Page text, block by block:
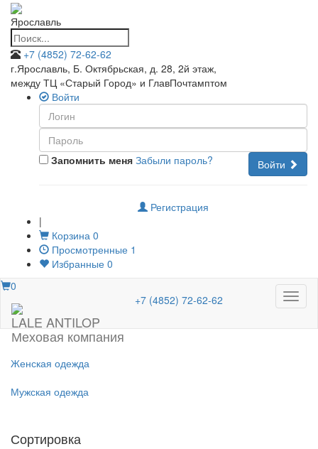
Ярославль
+7 (4852) 72-62-62
г.Ярославль, Б. Октябрьская, д. 28, 2й этаж,
между ТЦ «Старый Город» и ГлавПочтамптом
Войти
Запомнить меня Войти
Забыли пароль?
Регистрация
|
Корзина 0
Просмотренные 1
Избранные 0
Меню
0
LALE ANTILOP
Меховая компания
+7 (4852) 72-62-62
Женская одежда
Мужская одежда
Сортировка